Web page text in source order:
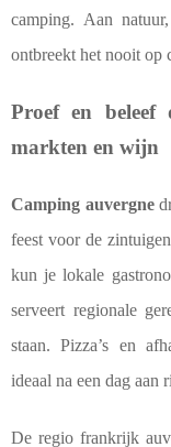
camping. Aan
ontbreekt het nooit op
Proef en beleef
markten en wijn
Camping auvergne
feest voor de
kun je lokale
serveert regionale
staan. Pizza’s en
ideaal na een dag
De regio frankrijk